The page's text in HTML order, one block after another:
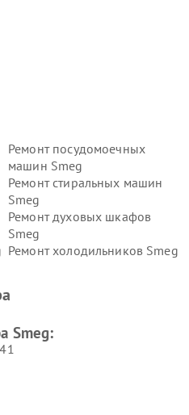
Ремонт посудомоечных
машин Smeg
Ремонт стиральных машин
Smeg
Ремонт духовых шкафов
Smeg
Ремонт холодильников Smeg
Smeg: